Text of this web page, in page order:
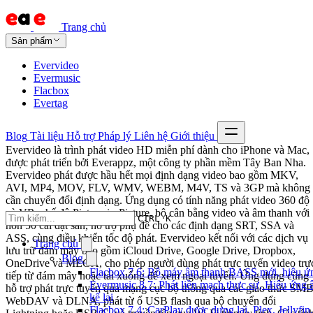
Trang chủ
Sản phẩm
Evervideo
Evermusic
Flacbox
Evertag
Blog Tài liệu Hỗ trợ Pháp lý Liên hệ Giới thiệu
CTRL K
Trang chủ
Blog
Flacbox 7.6: Bộ máy âm thanh BASS mới, hiệu
Evermusic 8.7: Phát liền mạch thực sự, Hiệu
kế lại
Flacbox 7.4: CarPlay được dựng lại, Plex,
Evervideo là trình phát video HD miễn phí dành cho iPhone và Mac,
được phát triển bởi Everappz, một công ty phần mềm Tây Ban Nha.
Evervideo phát được hầu hết mọi định dạng video bao gồm MKV,
AVI, MP4, MOV, FLV, WMV, WEBM, M4V, TS và 3GP mà không
cần chuyển đổi định dạng. Ứng dụng có tính năng phát video 360 độ
và VR, chế độ Picture-in-Picture, bộ cân bằng video và âm thanh với
hơn 50 cài đặt sẵn, hỗ trợ phụ đề cho các định dạng SRT, SSA và
ASS, cùng điều khiển tốc độ phát. Evervideo kết nối với các dịch vụ
lưu trữ đám mây bao gồm iCloud Drive, Google Drive, Dropbox,
OneDrive và MEGA, cho phép người dùng phát trực tuyến video
tiếp từ đám mây hoặc tải xuống để xem ngoại tuyến. Ứng dụng cũng
hỗ trợ phát trực tuyến qua mạng cục bộ thông qua các giao thức
WebDAV và DLNA, phát từ ổ USB flash qua bộ chuyển đổi